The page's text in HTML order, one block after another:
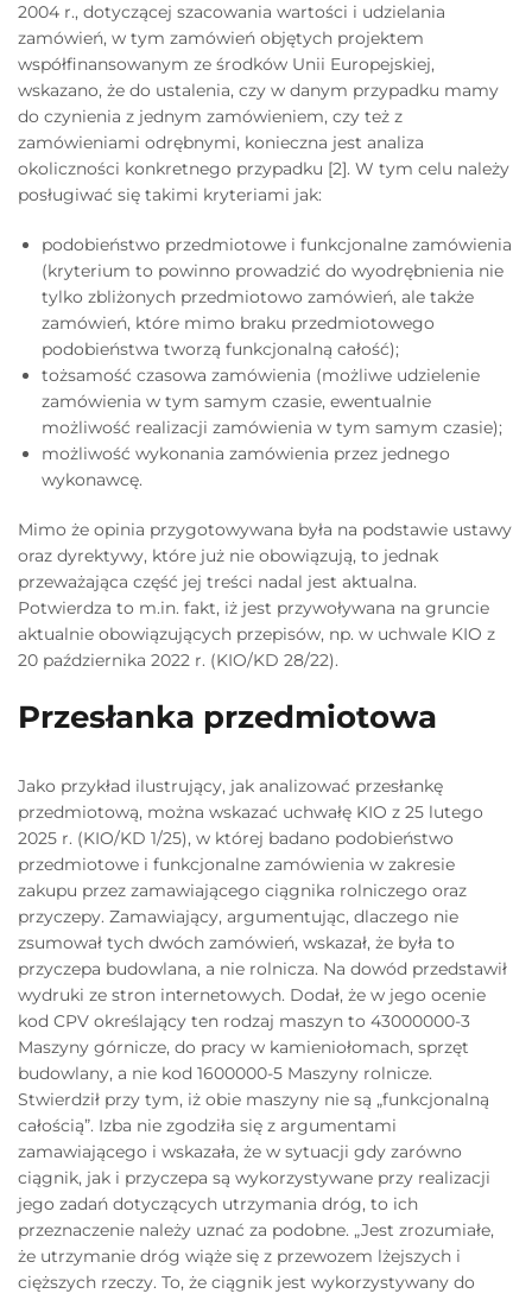
2004 r., dotyczącej szacowania wartości i udzielania
zamówień, w tym zamówień objętych projektem
współfinansowanym ze środków Unii Europejskiej,
wskazano, że do ustalenia, czy w danym przypadku mamy
do czynienia z jednym zamówieniem, czy też z
zamówieniami odrębnymi, konieczna jest analiza
okoliczności konkretnego przypadku [2]. W tym celu należy
posługiwać się takimi kryteriami jak:
podobieństwo przedmiotowe i funkcjonalne zamówienia
(kryterium to powinno prowadzić do wyodrębnienia nie
tylko zbliżonych przedmiotowo zamówień, ale także
zamówień, które mimo braku przedmiotowego
podobieństwa tworzą funkcjonalną całość);
tożsamość czasowa zamówienia (możliwe udzielenie
zamówienia w tym samym czasie, ewentualnie
możliwość realizacji zamówienia w tym samym czasie);
możliwość wykonania zamówienia przez jednego
wykonawcę.
Mimo że opinia przygotowywana była na podstawie ustawy
oraz dyrektywy, które już nie obowiązują, to jednak
przeważająca część jej treści nadal jest aktualna.
Potwierdza to m.in. fakt, iż jest przywoływana na gruncie
aktualnie obowiązujących przepisów, np. w uchwale KIO z
20 października 2022 r. (KIO/KD 28/22).
Przesłanka przedmiotowa
Jako przykład ilustrujący, jak analizować przesłankę
przedmiotową, można wskazać uchwałę KIO z 25 lutego
2025 r. (KIO/KD 1/25), w której badano podobieństwo
przedmiotowe i funkcjonalne zamówienia w zakresie
zakupu przez zamawiającego ciągnika rolniczego oraz
przyczepy. Zamawiający, argumentując, dlaczego nie
zsumował tych dwóch zamówień, wskazał, że była to
przyczepa budowlana, a nie rolnicza. Na dowód przedstawił
wydruki ze stron internetowych. Dodał, że w jego ocenie
kod CPV określający ten rodzaj maszyn to 43000000-3
Maszyny górnicze, do pracy w kamieniołomach, sprzęt
budowlany, a nie kod 1600000-5 Maszyny rolnicze.
Stwierdził przy tym, iż obie maszyny nie są „funkcjonalną
całością”. Izba nie zgodziła się z argumentami
zamawiającego i wskazała, że w sytuacji gdy zarówno
ciągnik, jak i przyczepa są wykorzystywane przy realizacji
jego zadań dotyczących utrzymania dróg, to ich
przeznaczenie należy uznać za podobne. „Jest zrozumiałe,
że utrzymanie dróg wiąże się z przewozem lżejszych i
cięższych rzeczy. To, że ciągnik jest wykorzystywany do